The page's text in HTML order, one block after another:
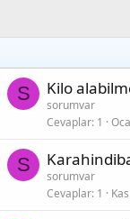
S Kilo
sorumvar
Cevaplar 1
S
sorumvar
Cevaplar 1